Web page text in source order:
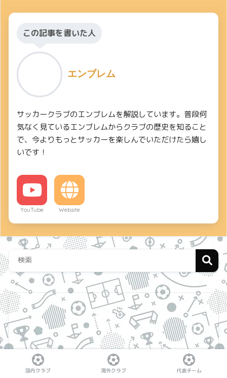
この記事を書いた人
エンブレム
サッカークラブのエンブレムを解説しています。普段何
気なく見ているエンブレムからクラブの歴史を知ること
で、今よりもっとサッカーを楽しんでいただけたら嬉し
いです！
YouTube Website
国内クラブ 海外クラブ 代表チーム